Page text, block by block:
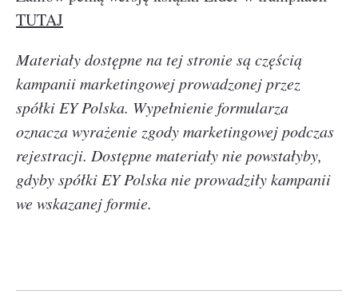
TUTAJ
Materiały dostępne na tej stronie są częścią
kampanii marketingowej prowadzonej przez
spółki EY Polska. Wypełnienie formularza
oznacza wyrażenie zgody marketingowej podczas
rejestracji. Dostępne materiały nie powstałyby,
gdyby spółki EY Polska nie prowadziły kampanii
we wskazanej formie.